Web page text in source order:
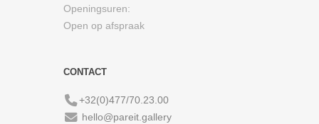
Openingsuren:
Open op afspraak
CONTACT
+32(0)477/70.23.00
hello@pareit.gallery